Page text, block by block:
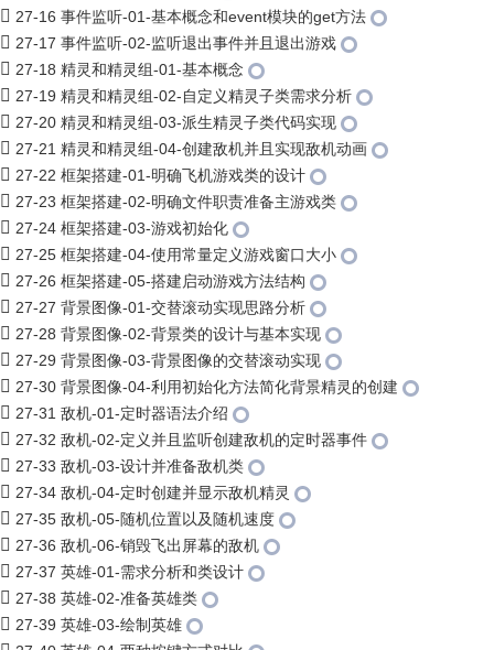
27-16 事件监听-01-基本概念和event模块的get方法
27-17 事件监听-02-监听退出事件并且退出游戏
27-18 精灵和精灵组-01-基本概念
27-19 精灵和精灵组-02-自定义精灵子类需求分析
27-20 精灵和精灵组-03-派生精灵子类代码实现
27-21 精灵和精灵组-04-创建敌机并且实现敌机动画
27-22 框架搭建-01-明确飞机游戏类的设计
27-23 框架搭建-02-明确文件职责准备主游戏类
27-24 框架搭建-03-游戏初始化
27-25 框架搭建-04-使用常量定义游戏窗口大小
27-26 框架搭建-05-搭建启动游戏方法结构
27-27 背景图像-01-交替滚动实现思路分析
27-28 背景图像-02-背景类的设计与基本实现
27-29 背景图像-03-背景图像的交替滚动实现
27-30 背景图像-04-利用初始化方法简化背景精灵的创建
27-31 敌机-01-定时器语法介绍
27-32 敌机-02-定义并且监听创建敌机的定时器事件
27-33 敌机-03-设计并准备敌机类
27-34 敌机-04-定时创建并显示敌机精灵
27-35 敌机-05-随机位置以及随机速度
27-36 敌机-06-销毁飞出屏幕的敌机
27-37 英雄-01-需求分析和类设计
27-38 英雄-02-准备英雄类
27-39 英雄-03-绘制英雄